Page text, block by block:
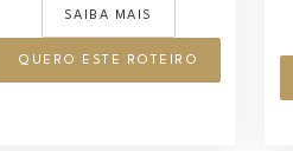
SAIBA MAIS
QUERO ESTE ROTEIRO